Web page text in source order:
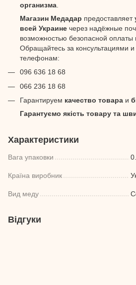
организма
Магазин Медадар предоставляет
всей Украине через надёжные
возможностью безопасной оплаты
Обращайтесь за консультациями и
телефонам:
096 636 18 68
066 236 18 68
Гарантируем качество товара и
Гарантуємо якість товару та
Характеристики
Вага упаковки
Країна виробник
Вид меду
Відгуки